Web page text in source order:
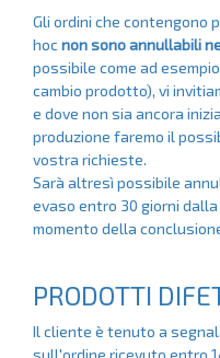
Gli ordini che contengono
hoc non sono annullabili
possibile come ad
cambio prodotto), vi
e dove non sia ancora
produzione faremo il
vostra richieste.
Sarà altresì possibile
evaso entro 30 giorni
momento della
PRODOTTI
Il cliente è tenuto a
sull'ordine ricevuto entro